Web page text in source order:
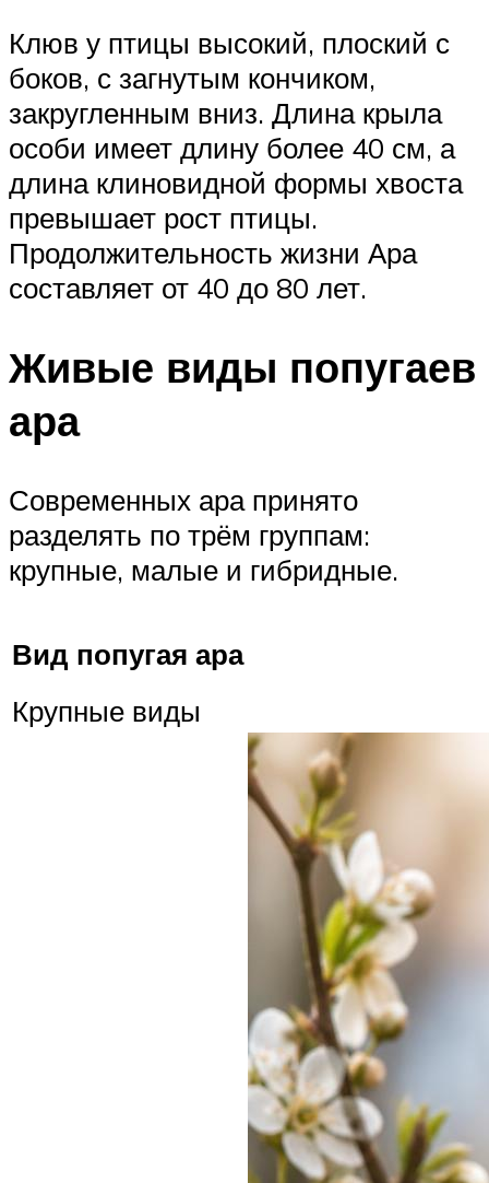
Клюв у птицы высокий, плоский с
боков, с загнутым кончиком,
закругленным вниз. Длина крыла
особи имеет длину более 40 см, а
длина клиновидной формы хвоста
превышает рост птицы.
Продолжительность жизни Ара
составляет от 40 до 80 лет.
Живые виды попугаев
ара
Современных ара принято
разделять по трём группам:
крупные, малые и гибридные.
Вид попугая ара
Крупные виды